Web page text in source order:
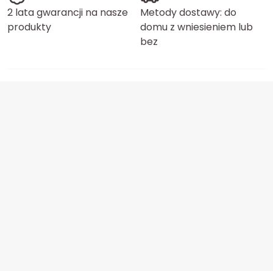
2 lata gwarancji na nasze
produkty
Metody dostawy: do
domu z wniesieniem lub
bez